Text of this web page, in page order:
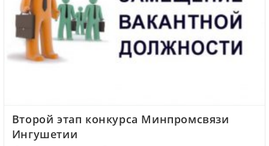
Второй этап конкурса Минпромсвязи
Ингушетии